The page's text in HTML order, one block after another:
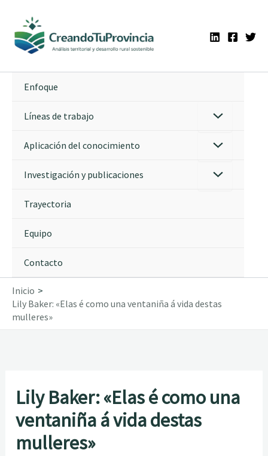
contenido
Enfoque
Líneas de trabajo
Aplicación del conocimiento
Investigación y publicaciones
Trayectoria
Equipo
Contacto
Inicio
Lily Baker: «Elas é como una ventaniña á vida destas
mulleres»
Lily Baker: «Elas é como una
ventaniña á vida destas
mulleres»